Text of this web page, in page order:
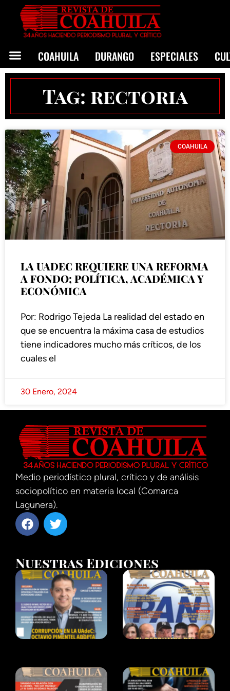
COAHUILA DURANGO ESPECIALES
Tag: rectoria
COAHUILA
LA UADEC REQUIERE UNA REFORMA
A FONDO; POLÍTICA, ACADÉMICA Y
ECONÓMICA
Por: Rodrigo Tejeda La realidad del estado en
que se encuentra la máxima casa de estudios
tiene indicadores mucho más críticos, de los
cuales el
30 Enero, 2024
Medio periodístico plural, crítico y de análisis
sociopolítico en materia local (Comarca
Lagunera).
Nuestras Ediciones